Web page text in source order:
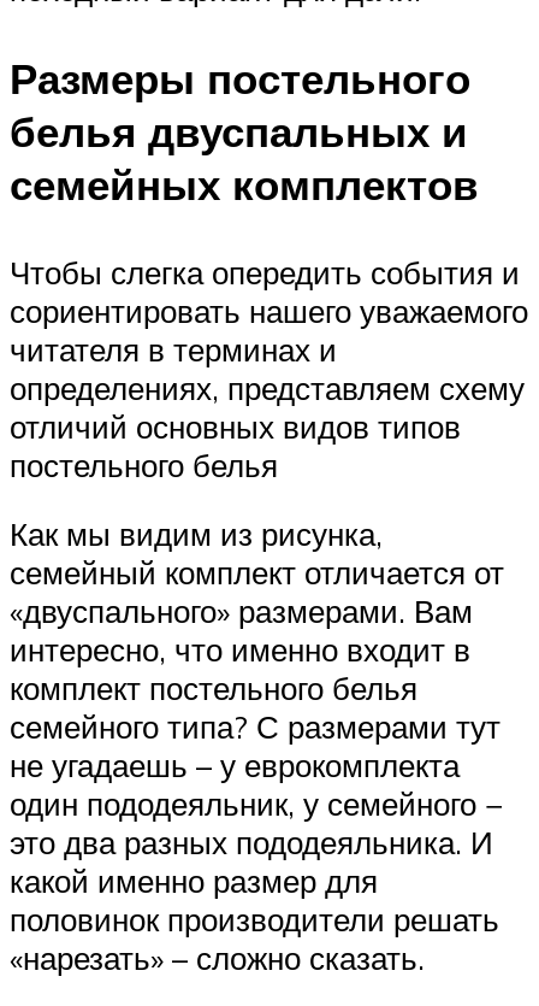
Размеры постельного
белья двуспальных и
семейных комплектов
Чтобы слегка опередить события и
сориентировать нашего уважаемого
читателя в терминах и
определениях, представляем схему
отличий основных видов типов
постельного белья
Как мы видим из рисунка,
семейный комплект отличается от
«двуспального» размерами. Вам
интересно, что именно входит в
комплект постельного белья
семейного типа? С размерами тут
не угадаешь – у еврокомплекта
один пододеяльник, у семейного −
это два разных пододеяльника. И
какой именно размер для
половинок производители решать
«нарезать» – сложно сказать.